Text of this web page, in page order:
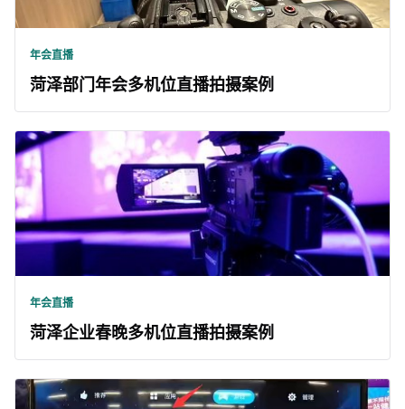
年会直播
菏泽部门年会多机位直播拍摄案例
年会直播
菏泽企业春晚多机位直播拍摄案例